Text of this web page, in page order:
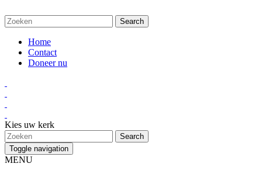
Home
Contact
Doneer nu
Kies uw kerk
Toggle navigation
MENU